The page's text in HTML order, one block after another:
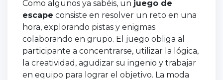
Como algunos ya sabéis, un juego de
escape consiste en resolver un reto en una
hora, explorando pistas y enigmas
colaborando en grupo. El juego obliga al
participante a concentrarse, utilizar la lógica,
la creatividad, agudizar su ingenio y trabajar
en equipo para lograr el objetivo. La moda